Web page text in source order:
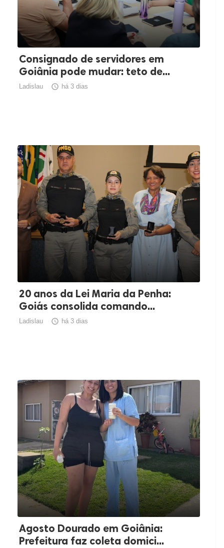
Consignado de servidores em
Goiânia pode mudar: teto de...
Ladislau  há 3 dias
20 anos da Lei Maria da Penha:
Goiás consolida comando...
Ladislau  há 3 dias
Agosto Dourado em Goiânia:
Prefeitura faz coleta domici...